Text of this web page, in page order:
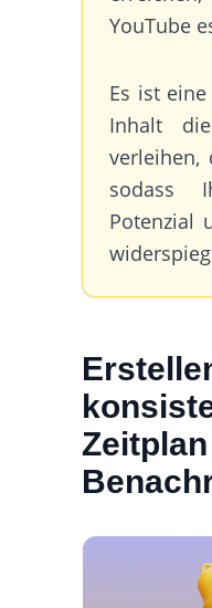
YouTube
Es ist
Inhalt
verleihen,
sodass
Potenzial